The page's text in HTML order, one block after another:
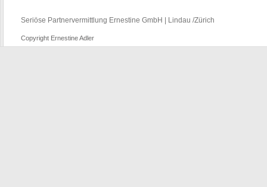
Seriöse Partnervermittlung Ernestine GmbH | Lindau /Zürich
Copyright Ernestine Adler